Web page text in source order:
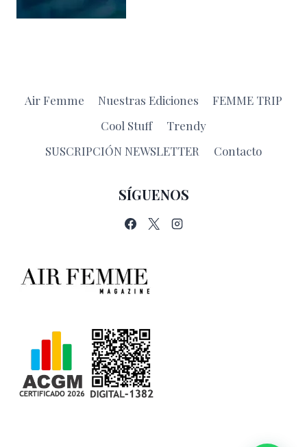
Air Femme Nuestras Ediciones
FEMME TRIP
Cool Stuff
Trendy
SUSCRIPCIÓN NEWSLETTER
Contacto
SÍGUENOS